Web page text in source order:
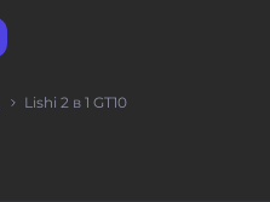
Lishi 2 в 1 GT10